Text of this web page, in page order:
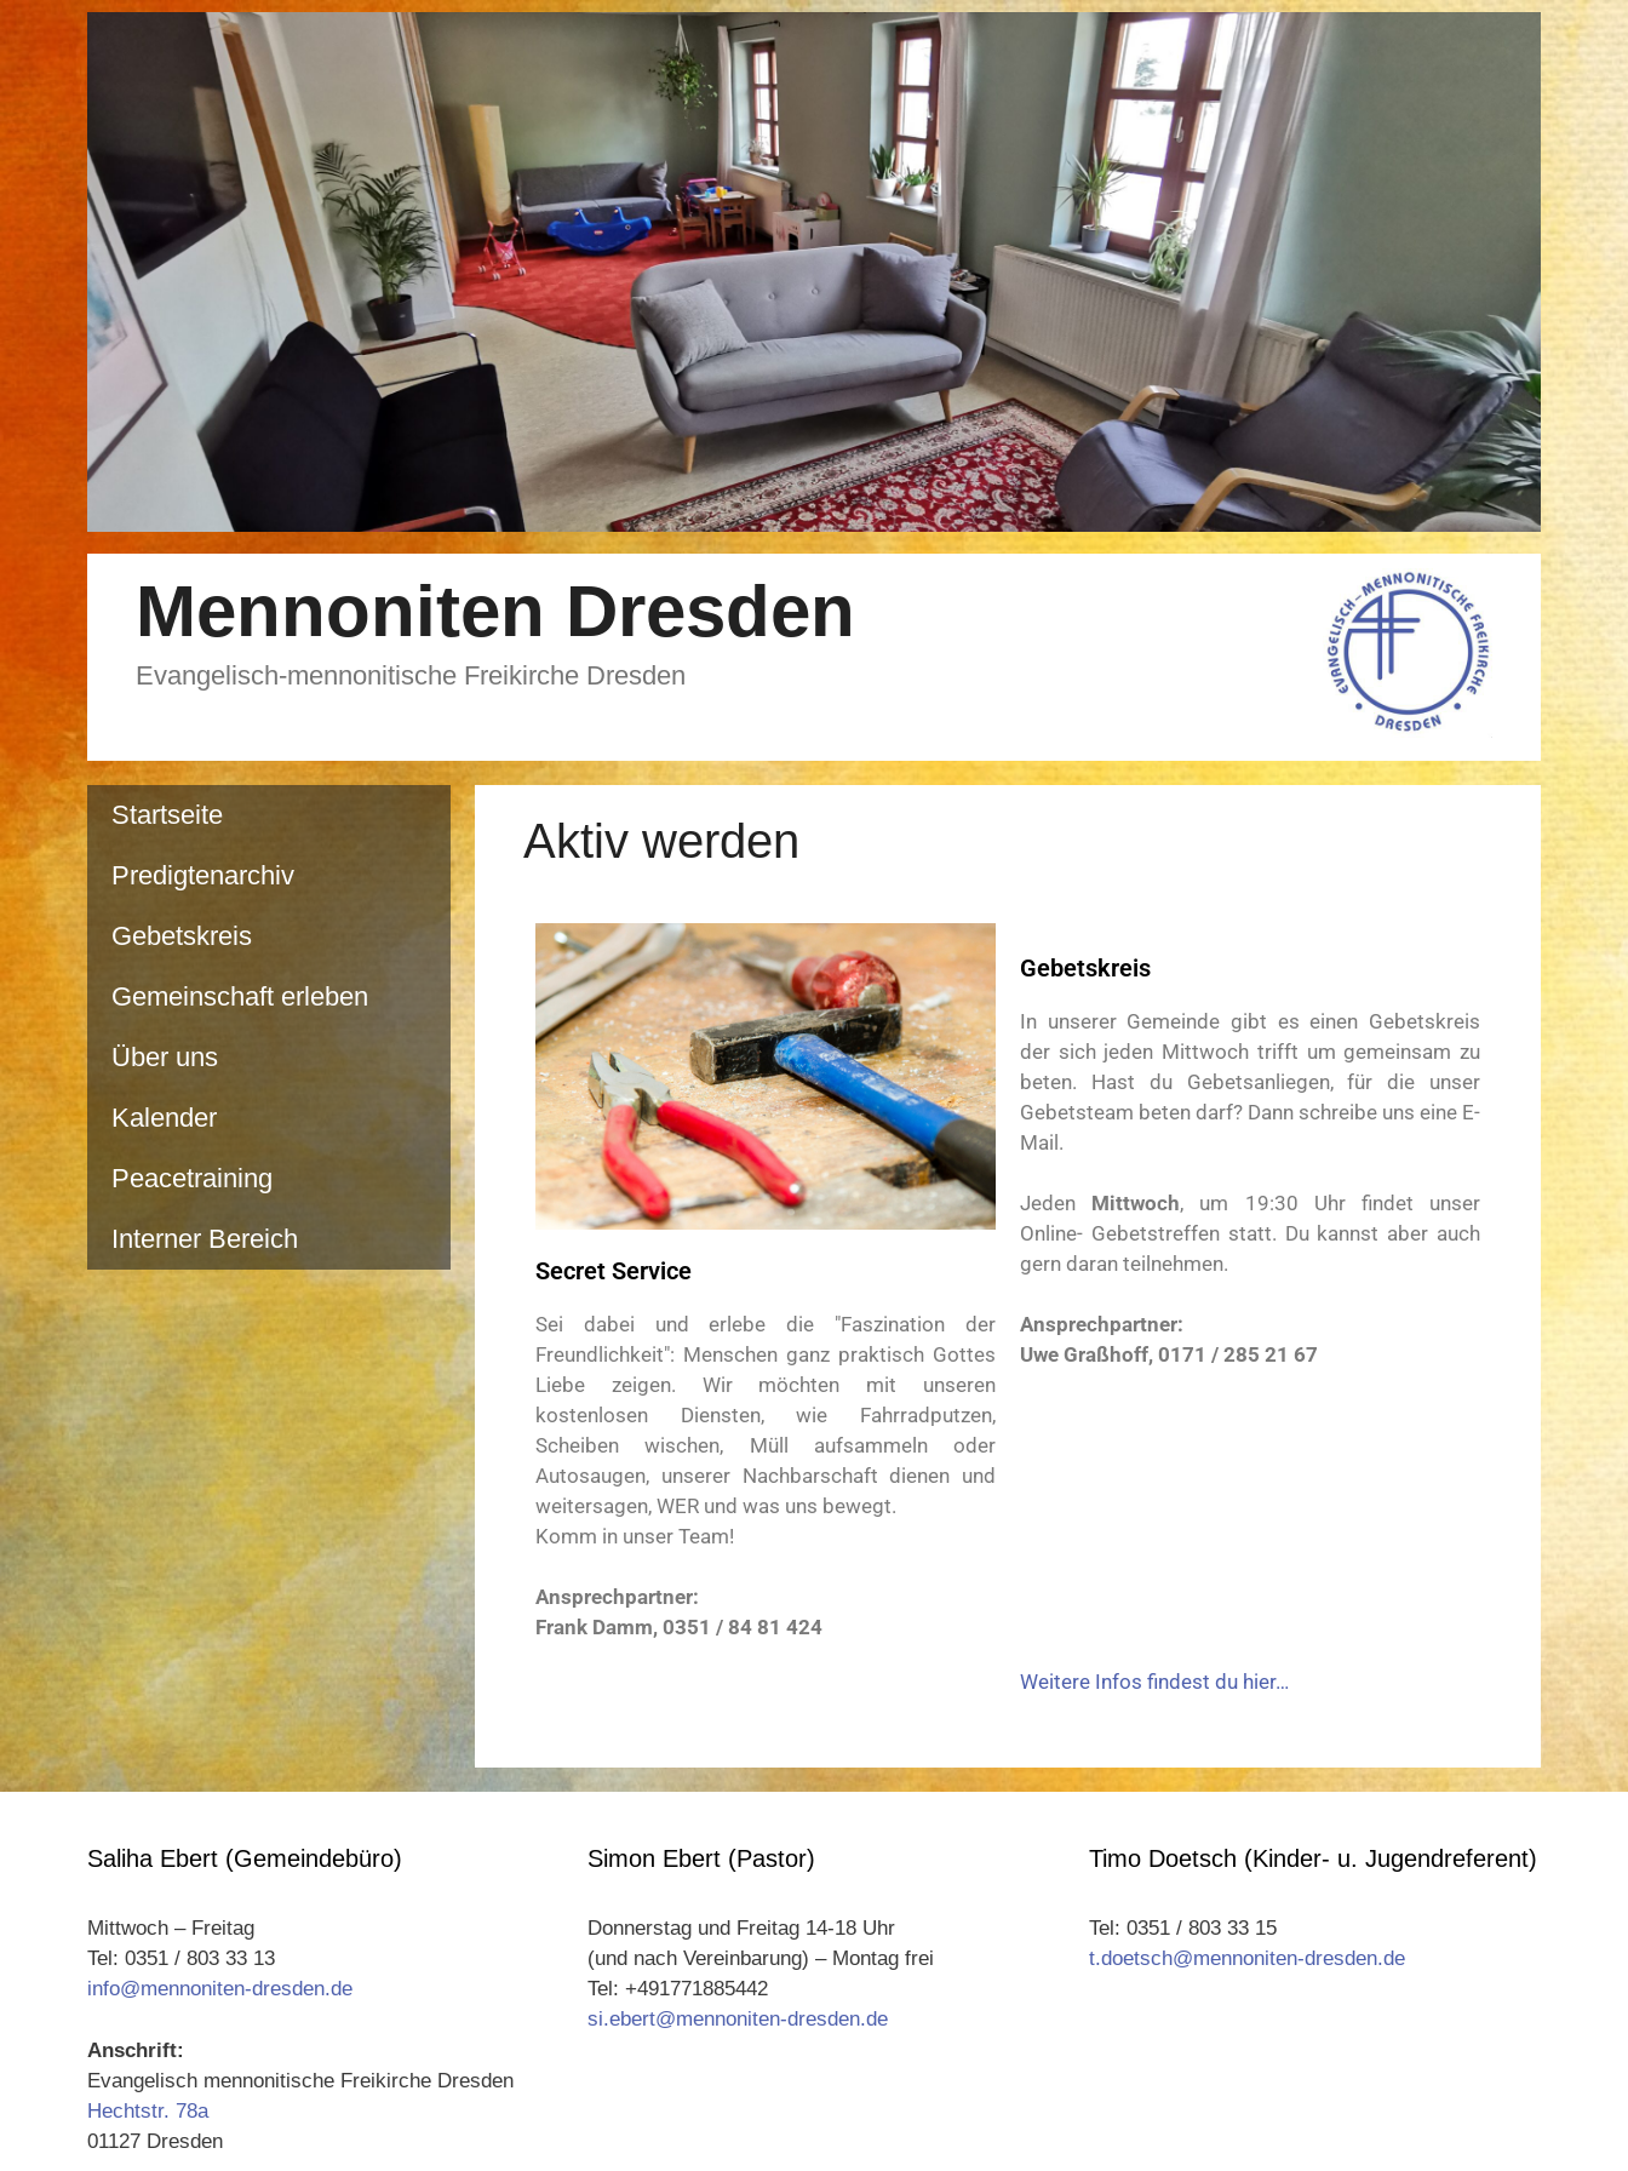
Mennoniten Dresden
Evangelisch-mennonitische Freikirche Dresden
Aktiv werden
Secret Service
Sei dabei und erlebe die "Faszination der
Freundlichkeit": Menschen ganz praktisch Gottes
Liebe zeigen. Wir möchten mit unseren
kostenlosen Diensten, wie Fahrradputzen,
Scheiben wischen, Müll aufsammeln oder
Autosaugen, unserer Nachbarschaft dienen und
weitersagen, WER und was uns bewegt.
Komm in unser Team!
Ansprechpartner:
Frank Damm, 0351 / 84 81 424
Gebetskreis
In unserer Gemeinde gibt es einen Gebetskreis
der sich jeden Mittwoch trifft um gemeinsam zu
beten. Hast du Gebetsanliegen, für die unser
Gebetsteam beten darf? Dann schreibe uns eine E-
Mail.
Jeden Mittwoch, um 19:30 Uhr findet unser
Online- Gebetstreffen statt. Du kannst aber auch
gern daran teilnehmen.
Ansprechpartner:
Uwe Graßhoff, 0171 / 285 21 67
Weitere Infos findest du hier…
Startseite
Predigtenarchiv
Gebetskreis
Gemeinschaft erleben
Über uns
Kalender
Peacetraining
Interner Bereich
Saliha Ebert (Gemeindebüro)
Mittwoch – Freitag
Tel: 0351 / 803 33 13
info@mennoniten-dresden.de
Anschrift:
Evangelisch mennonitische Freikirche Dresden
Hechtstr. 78a
01127 Dresden
Simon Ebert (Pastor)
Donnerstag und Freitag 14-18 Uhr
(und nach Vereinbarung) – Montag frei
Tel: +491771885442
si.ebert@mennoniten-dresden.de
Timo Doetsch (Kinder- u. Jugendreferent)
Tel: 0351 / 803 33 15
t.doetsch@mennoniten-dresden.de